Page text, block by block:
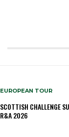
EUROPEAN TOUR
SCOTTISH CHALLENGE
R&A 2026